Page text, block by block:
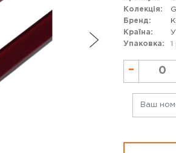
Колекція:
Бренд:
Країна:
Упаковка:
1
–